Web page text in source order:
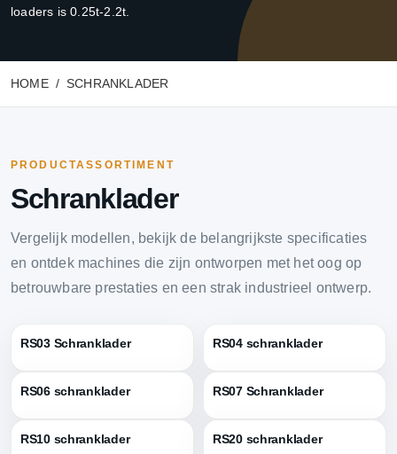
loaders is 0.25t-2.2t.
HOME SCHRANKLADER
PRODUCTASSORTIMENT
Schranklader
Vergelijk modellen, bekijk de belangrijkste specificaties
en ontdek machines die zijn ontworpen met het oog op
betrouwbare prestaties en een strak industrieel ontwerp.
RS03 Schranklader RS04 schranklader
RS06 schranklader RS07 Schranklader
RS10 schranklader RS20 schranklader